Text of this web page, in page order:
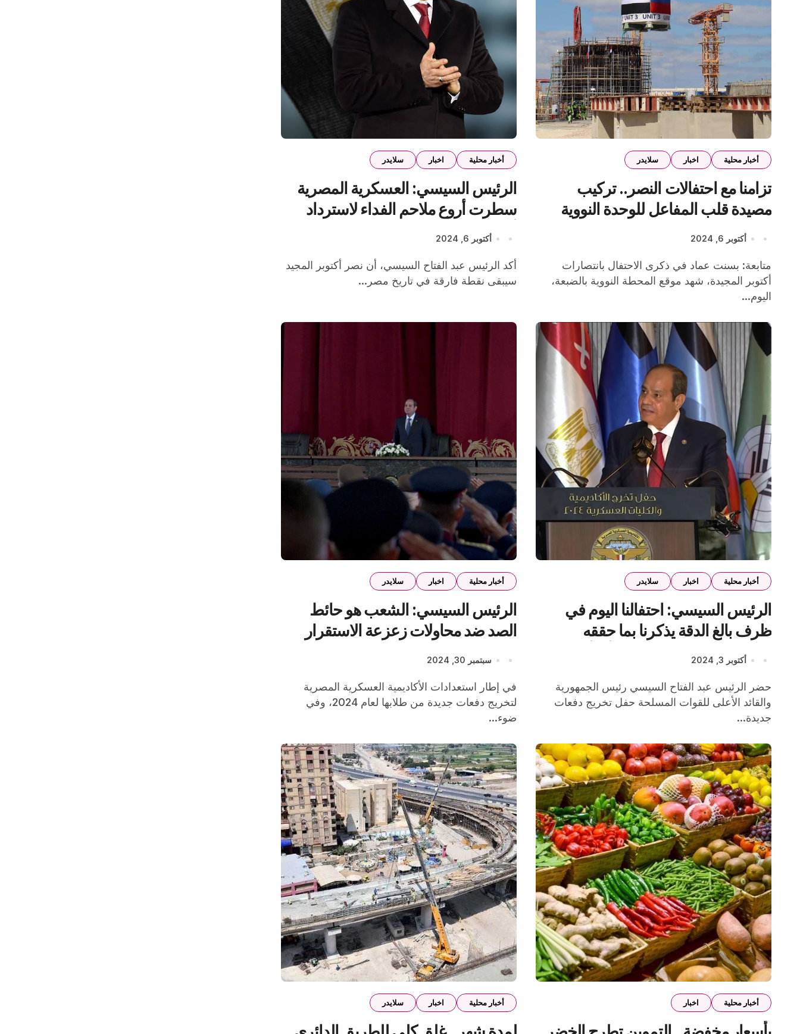
أخبار محلية اخبار سلايدر
تزامنا مع احتفالات النصر.. تركيب
مصيدة قلب المفاعل للوحدة النووية
الثالثة بمحطة الضبعة النووية
أكتوبر 6, 2024
متابعة: بسنت عماد في ذكرى الاحتفال بانتصارات
أكتوبر المجيدة، شهد موقع المحطة النووية بالضبعة،
اليوم...
أخبار محلية اخبار سلايدر
الرئيس السيسي: العسكرية المصرية
سطرت أروع ملاحم الفداء لاسترداد
أرض سيناء
أكتوبر 6, 2024
أكد الرئيس عبد الفتاح السيسي، أن نصر أكتوبر المجيد
سيبقى نقطة فارقة في تاريخ مصر...
أخبار محلية اخبار سلايدر
الرئيس السيسي: احتفالنا اليوم في
ظرف بالغ الدقة يذكرنا بما حققه
المصريون بالتماسك لتبديد أي أوهام
لدى أي طرف
أكتوبر 3, 2024
حضر الرئيس عبد الفتاح السيسي رئيس الجمهورية
والقائد الأعلى للقوات المسلحة حفل تخريج دفعات
جديدة...
أخبار محلية اخبار سلايدر
الرئيس السيسي: الشعب هو حائط
الصد ضد محاولات زعزعة الاستقرار
والنيل من المؤسسات الدستورية
سبتمبر 30, 2024
في إطار استعدادات الأكاديمية العسكرية المصرية
لتخريج دفعات جديدة من طلابها لعام 2024، وفي
ضوء...
أخبار محلية اخبار أخبار محلية اخبار سلايدر